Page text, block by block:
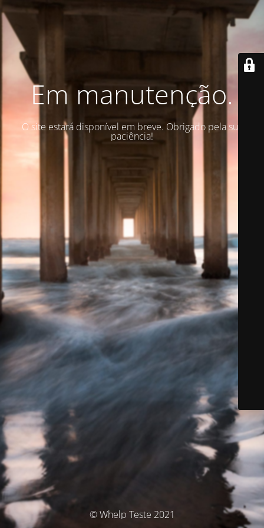
Em manutenção.
O site estará disponível em breve. Obrigado pela sua
paciência!
© Whelp Teste 2021